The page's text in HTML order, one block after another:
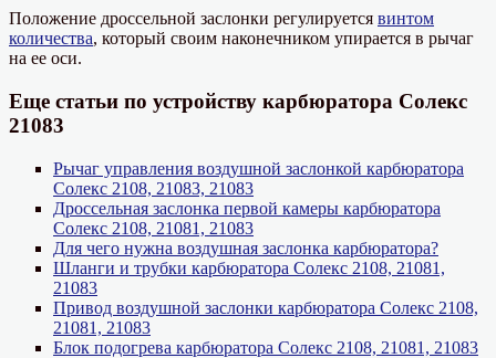
Положение дроссельной заслонки регулируется винтом
количества, который своим наконечником упирается в рычаг
на ее оси.
Еще статьи по устройству карбюратора Солекс
21083
Рычаг управления воздушной заслонкой карбюратора
Солекс 2108, 21083, 21083
Дроссельная заслонка первой камеры карбюратора
Солекс 2108, 21081, 21083
Для чего нужна воздушная заслонка карбюратора?
Шланги и трубки карбюратора Солекс 2108, 21081,
21083
Привод воздушной заслонки карбюратора Солекс 2108,
21081, 21083
Блок подогрева карбюратора Солекс 2108, 21081, 21083